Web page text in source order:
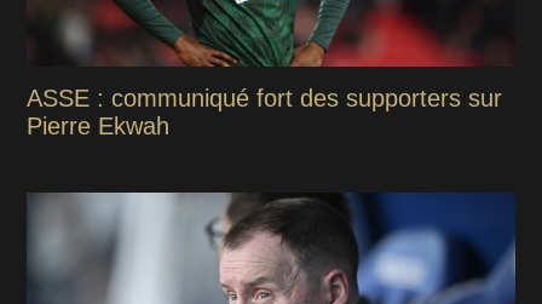
ASSE : communiqué fort des supporters sur
Pierre Ekwah